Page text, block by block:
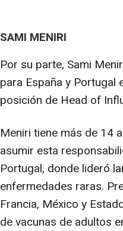
SAMI MENIRI
Por su parte, Sami
para España y Portugal
posición de Head of
Meniri tiene más de 14
asumir esta
Portugal, donde lideró
enfermedades raras.
Francia, México y
de vacunas de adultos